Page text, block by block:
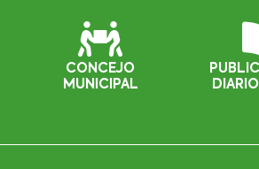
CONCEJO
MUNICIPAL